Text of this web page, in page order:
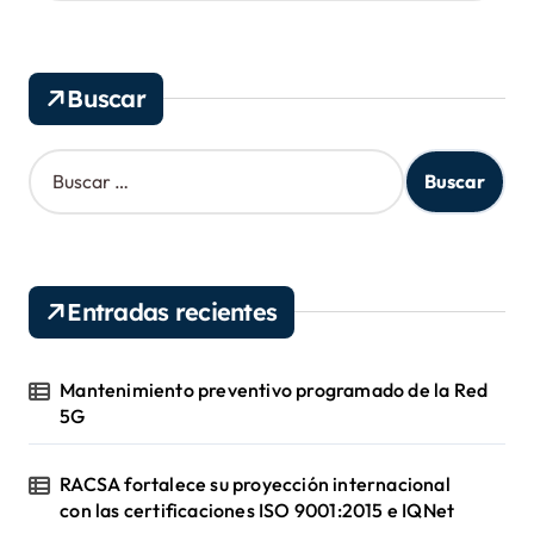
v
s
Buscar
B
u
r
Entradas recientes
Mantenimiento preventivo programado de la Red
5G
RACSA fortalece su proyección internacional
con las certificaciones ISO 9001:2015 e IQNet